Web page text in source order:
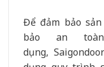
Để đảm bảo
bảo an
dụng,